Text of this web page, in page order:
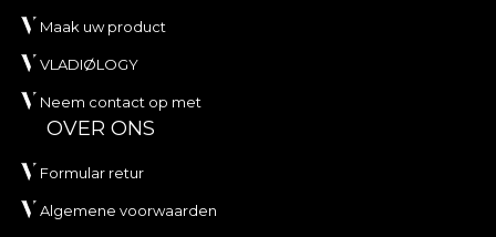
Maak uw product
VLADIØLOGY
Neem contact op met
OVER ONS
Formular retur
Algemene voorwaarden